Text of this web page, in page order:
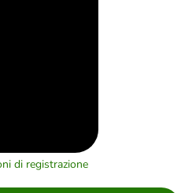
di registrazione